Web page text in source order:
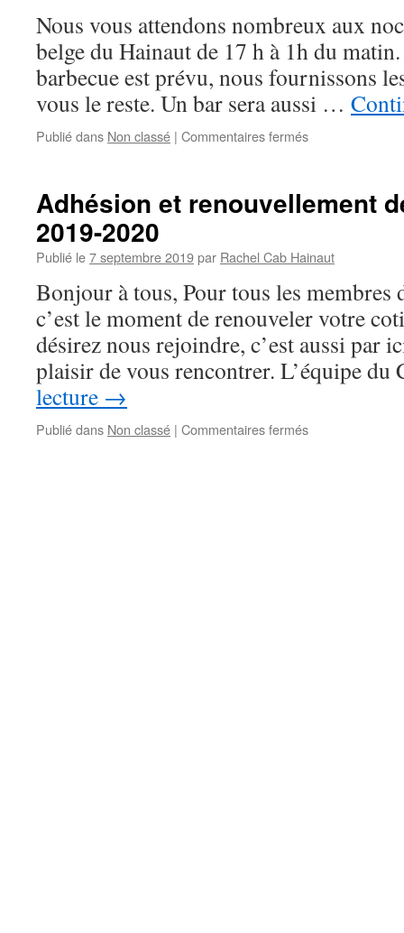
Nous vous attendons nombreux aux
belge du Hainaut de 17 h à 1h du
barbecue est prévu, nous fournissons
vous le reste. Un bar sera aussi …
Publié dans Non classé | Commentaires ferméssur
5
Adhésion et renouvellement
2019-2020
Publié le7 septembre 2019par Rachel Cab Hainaut
Bonjour à tous, Pour tous les membres
c’est le moment de renouveler votre
désirez nous rejoindre, c’est aussi par
plaisir de vous rencontrer. L’équipe
lecture →
Publié dans Non classé | Commentaires ferméssur